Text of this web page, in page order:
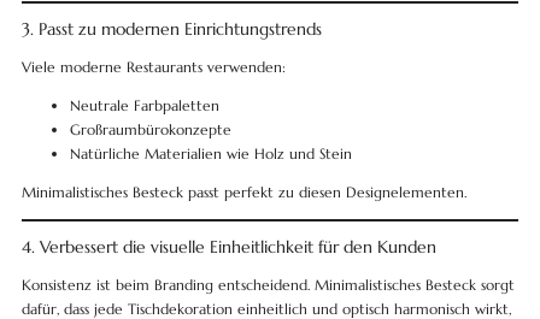
3. Passt zu modernen Einrichtungstrends
Viele moderne Restaurants verwenden:
Neutrale Farbpaletten
Großraumbürokonzepte
Natürliche Materialien wie Holz und Stein
Minimalistisches Besteck passt perfekt zu diesen Designelementen.
4. Verbessert die visuelle Einheitlichkeit für den Kunden
Konsistenz ist beim Branding entscheidend. Minimalistisches Besteck sorgt
dafür, dass jede Tischdekoration einheitlich und optisch harmonisch wirkt,